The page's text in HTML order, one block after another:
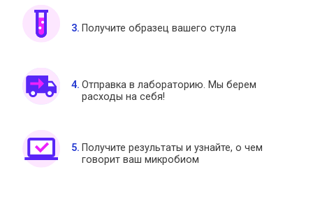
Получите образец вашего стула
Отправка в лабораторию. Мы берем
расходы на себя!
Получите результаты и узнайте, о чем
говорит ваш микробиом